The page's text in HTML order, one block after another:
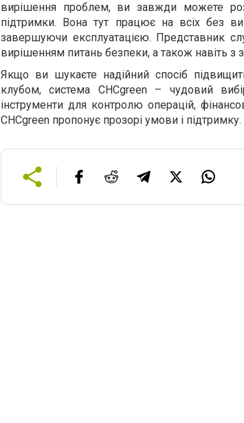
вирішення проблем, ви завжди можете
підтримки. Вона тут працює на всіх без
завершуючи експлуатацією. Представник
вирішенням питань безпеки, а також навіть з
Якщо ви шукаєте надійний спосіб
клубом, система CHCgreen – чудовий
інструменти для контролю операцій,
CHCgreen пропонує прозорі умови і підтримку.